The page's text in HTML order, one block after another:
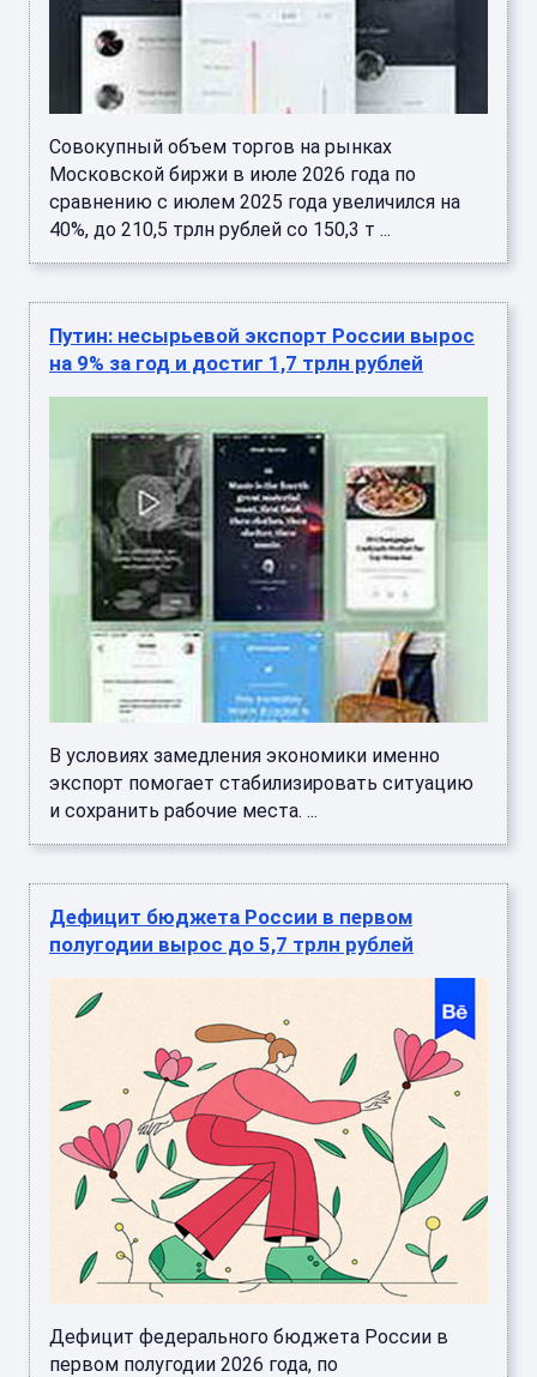
Совокупный объем торгов на рынках
Московской биржи в июле 2026 года по
сравнению с июлем 2025 года увеличился на
40%, до 210,5 трлн рублей со 150,3 т ...
Путин: несырьевой экспорт России вырос
на 9% за год и достиг 1,7 трлн рублей
В условиях замедления экономики именно
экспорт помогает стабилизировать ситуацию
и сохранить рабочие места. ...
Дефицит бюджета России в первом
полугодии вырос до 5,7 трлн рублей
Дефицит федерального бюджета России в
первом полугодии 2026 года, по